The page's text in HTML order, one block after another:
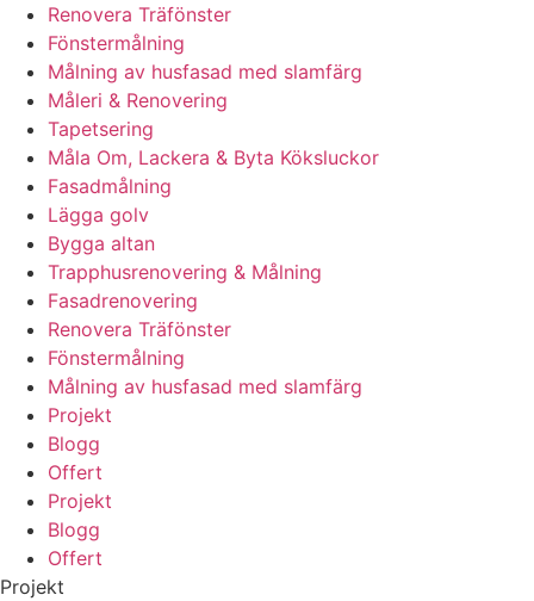
Renovera Träfönster
Fönstermålning
Målning av husfasad med slamfärg
Måleri & Renovering
Tapetsering
Måla Om, Lackera & Byta Köksluckor
Fasadmålning
Lägga golv
Bygga altan
Trapphusrenovering & Målning
Fasadrenovering
Renovera Träfönster
Fönstermålning
Målning av husfasad med slamfärg
Projekt
Blogg
Offert
Projekt
Blogg
Offert
Projekt